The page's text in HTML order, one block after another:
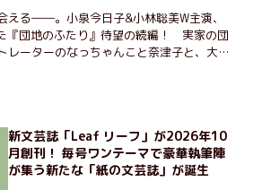
える――。小泉今日子&小林聡美W主演、
『団地のふたり』待望の続編！ 実家の団
レーターのなっちゃんこと奈津子と、大学
だけの「台湾映画祭」を催したり。50代
らぬ友情とささやかな幸せの日々を描く。
新文芸誌「Leaf リーフ」が2026年10
月創刊！ 毎号ワンテーマで豪華執筆陣
が集う新たな「紙の文芸誌」が誕生